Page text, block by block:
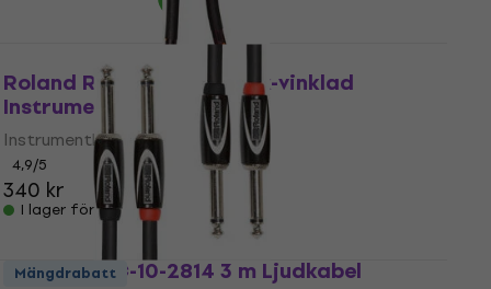
Roland RIC-G20A 6 m Rak-vinklad
Instrumentkabel
Instrumentkabel
4,9/5
340 kr
I lager för E-shop
Roland RCC-10-2814 3 m Ljudkabel
Mängdrabatt